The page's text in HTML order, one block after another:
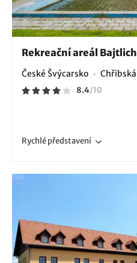
Rekreační areál Bajtlich
České Švýcarsko Chřibská
8.4/10
Rychlépředstavení